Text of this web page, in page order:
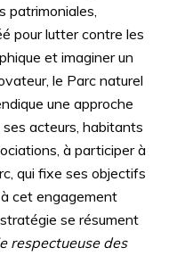
patrimoniales,
pour lutter contre les
et imaginer un
le Parc naturel
une approche
acteurs, habitants
à participer à
qui fixe ses objectifs
cet engagement
se résument
respectueuse des